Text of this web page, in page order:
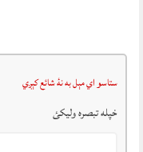
ستاسو اي مېل به نۀ شائع کېږي
خپله تبصرہ وليکئ